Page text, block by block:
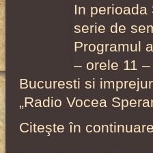
In
serie de
Programul
– orele 11
Bucuresti si
„Radio Vocea
Citeşte în